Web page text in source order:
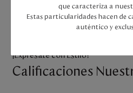
¡Exprésate con Estilo!
Calificaciones
que caracteriza a
Estas particularidades hacen de
auténtico y